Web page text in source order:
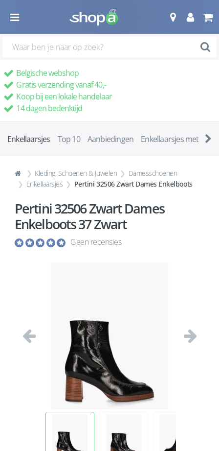
Belgische webshop
Gratis verzending vanaf 40,-
Koop bij een lokale handelaar
14 dagen bedenktijd
Enkellaarsjes Top 10 Aanbiedingen Enkellaarsjes met ha
Kleding, Schoenen & Juwelen
Damesschoenen
Enkellaarsjes
Pertini 32506 Zwart Dames Enkelboots
Pertini 32506 Zwart Dames
Enkelboots 37 Zwart
Geen recensies
Vorige